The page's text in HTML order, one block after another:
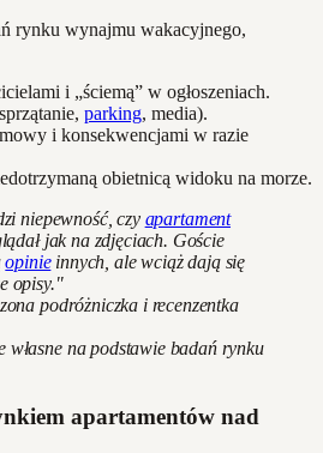
rynku wynajmu wakacyjnego,
i „ściemą” w ogłoszeniach.
parking, media).
i konsekwencjami w razie
obietnicą widoku na morze.
niepewność, czy apartament
jak na zdjęciach. Goście
opinieinnych, ale wciąż dają się
opisy."
podróżniczka i recenzentka
własne na podstawie badań rynku
apartamentów nad